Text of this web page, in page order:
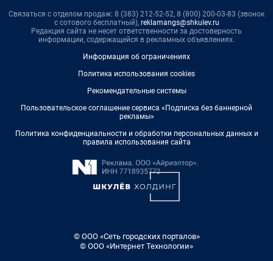
Связаться с отделом продаж: 8 (383) 212-52-52, 8 (800) 200-03-83 (звонок
с сотового бесплатный), reklamangs@shkulev.ru
Редакция сайта не несет ответственности за достоверность
информации, содержащейся в рекламных объявлениях.
Информация об ограничениях
Политика использования cookies
Рекомендательные системы
Пользовательское соглашение сервиса «Подписка без баннерной
рекламы»
Политика конфиденциальности и обработки персональных данных и
правила использования сайта
© ООО «Сеть городских порталов»
© ООО «Интернет Технологии»